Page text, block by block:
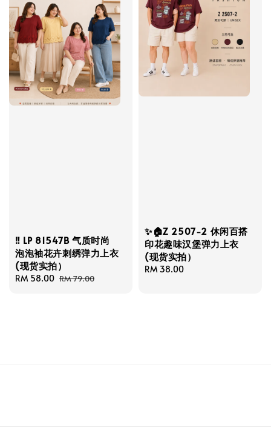
‼️ LP 81547B 气质时尚
泡泡袖花卉刺绣弹力上衣
(现货实拍）
Sale
RM 58.00 Regular
RM 79.00
✨🏠Z 2507-2 休闲百搭
印花趣味汉堡弹力上衣
(现货实拍）
Regular
RM 38.00